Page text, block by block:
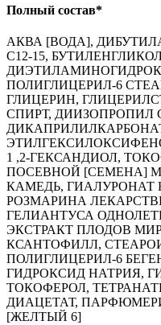
Полный состав*
АКВА [ВОДА],
С12-15,
ПОЛИГЛИЦЕРИЛ-6
ГЛИЦЕРИН,
СПИРТ, ДИИЗОПРОПИЛ
1 ,2-ГЕКСАНДИОЛ,
ПОСЕВНОЙ [СЕМЕНА]
КАМЕДЬ, ГИАЛУРОНАТ
РОЗМАРИНА
ГЕЛИАНТУСА
ЭКСТРАКТ ПЛОДОВ
КСАНТОФИЛЛ,
ПОЛИГЛИЦЕРИЛ-6
ГИДРОКСИД НАТРИЯ,
ТОКОФЕРОЛ,
ДИАЦЕТАТ,
[ЖЕЛТЫЙ 6]